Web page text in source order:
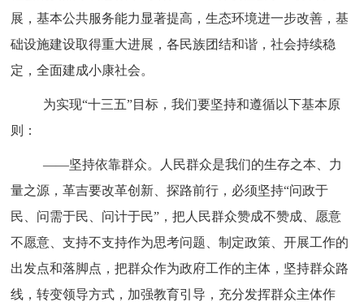
展，基本公共服务能力显著提高，生态环境进一步改善，基
础设施建设取得重大进展，各民族团结和谐，社会持续稳
定，全面建成小康社会。
为实现“十三五”目标，我们要坚持和遵循以下基本原
则：
——坚持依靠群众。
人民群众是我们的生存之本、力
量之源，革吉要改革创新、探路前行，必须坚持“问政于
民、问需于民、问计于民” ，把人民群众赞成不赞成、愿意
不愿意、支持不支持作为思考问题、制定政策、开展工作的
出发点和落脚点，把群众作为政府工作的主体，坚持群众路
线，转变领导方式，加强教育引导，充分发挥群众主体作